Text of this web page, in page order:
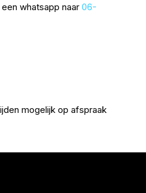
whatsapp naar 06-
mogelijk op afspraak